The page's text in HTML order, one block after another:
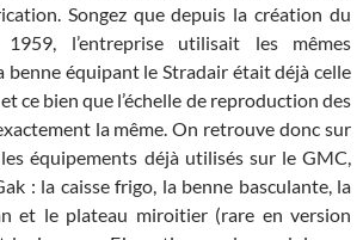
Songez que depuis la création du
l’entreprise utilisait les mêmes
benne équipant le Stradair était déjà celle
ce bien que l’échelle de reproduction des
la même. On retrouve donc sur
équipements déjà utilisés sur le GMC,
: la caisse frigo, la benne basculante, la
et le plateau miroitier (rare en version